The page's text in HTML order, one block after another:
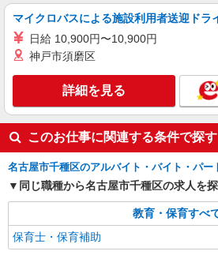
キープ
派遣社員
セントスタッフ株式会社 名古屋支店（
保育士
・時給 1,400円〜
件により決定 交通費：支
収例） 時給1,400円×1
224,000円 ※給与
愛知県名古屋市千種
キープ
マイクロバスによる施設利用者送迎ドラ
日給 10,900円〜10,900円
神戸市須磨区
詳細を見る
このお仕事に関連する条件で探す
名古屋市千種区のアルバイト・バイト・パー
同じ職種から名古屋市千種区の求人を
教育・保育すべ
保育士・保育補助